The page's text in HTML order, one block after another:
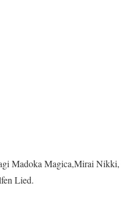
Madoka Magica,Mirai Nikki,
Lied.